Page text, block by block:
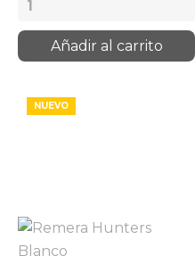
Añadir al carrito
NUEVO